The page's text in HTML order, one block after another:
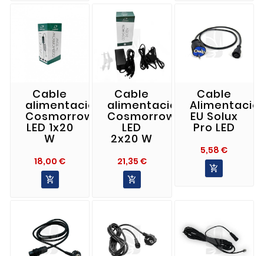
Cable
alimentación
Cosmorrow
LED 1x20
W
18,00 €Precio

Cable
alimentación
Cosmorrow
LED
2x20 W
21,35 €Precio

Cable
EU Solux
Pro LED
5,58 €Precio
